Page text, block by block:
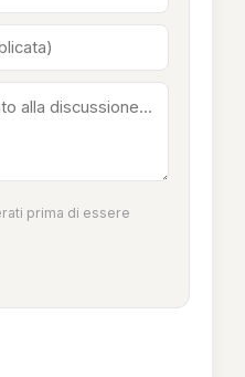
prima di essere